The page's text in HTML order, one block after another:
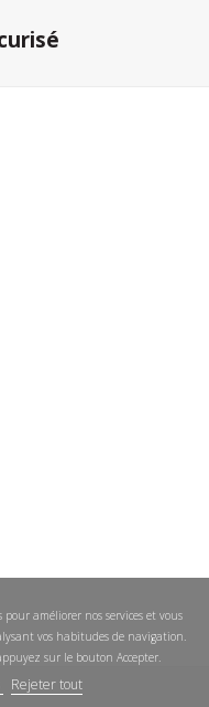
pour améliorer nos services et vous
vos habitudes de navigation.
sur le bouton Accepter.
Rejeter tout